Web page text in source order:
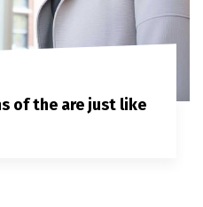
of the are just like